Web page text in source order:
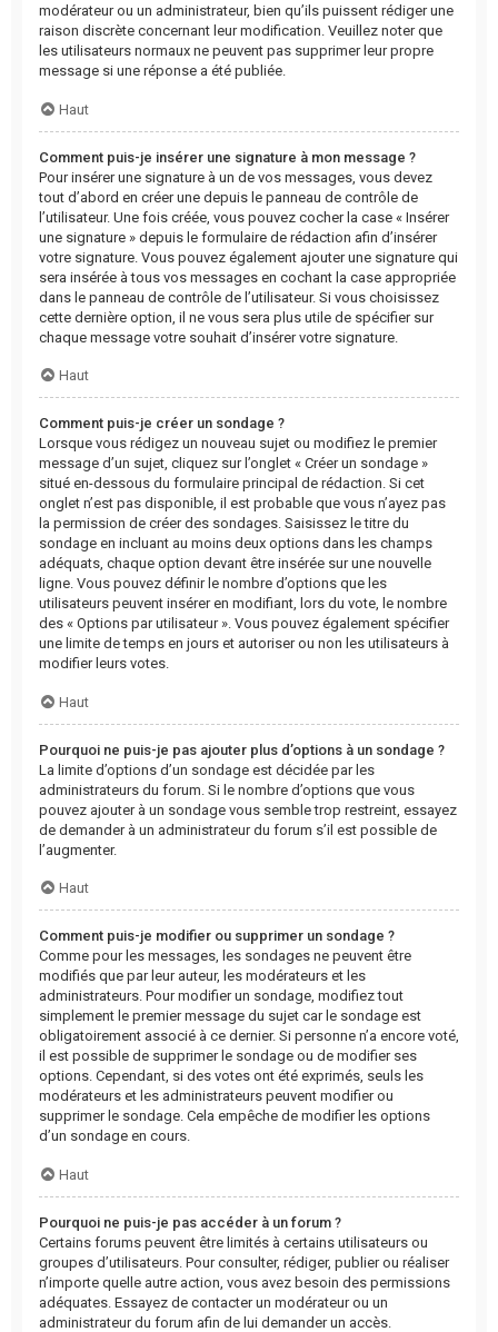
modérateur ou un administrateur, bien qu’ils puissent rédiger une
raison discrète concernant leur modification. Veuillez noter que
les utilisateurs normaux ne peuvent pas supprimer leur propre
message si une réponse a été publiée.
Haut
Comment puis-je insérer une signature à mon message ?
Pour insérer une signature à un de vos messages, vous devez
tout d’abord en créer une depuis le panneau de contrôle de
l’utilisateur. Une fois créée, vous pouvez cocher la case « Insérer
une signature » depuis le formulaire de rédaction afin d’insérer
votre signature. Vous pouvez également ajouter une signature qui
sera insérée à tous vos messages en cochant la case appropriée
dans le panneau de contrôle de l’utilisateur. Si vous choisissez
cette dernière option, il ne vous sera plus utile de spécifier sur
chaque message votre souhait d’insérer votre signature.
Haut
Comment puis-je créer un sondage ?
Lorsque vous rédigez un nouveau sujet ou modifiez le premier
message d’un sujet, cliquez sur l’onglet « Créer un sondage »
situé en-dessous du formulaire principal de rédaction. Si cet
onglet n’est pas disponible, il est probable que vous n’ayez pas
la permission de créer des sondages. Saisissez le titre du
sondage en incluant au moins deux options dans les champs
adéquats, chaque option devant être insérée sur une nouvelle
ligne. Vous pouvez définir le nombre d’options que les
utilisateurs peuvent insérer en modifiant, lors du vote, le nombre
des « Options par utilisateur ». Vous pouvez également spécifier
une limite de temps en jours et autoriser ou non les utilisateurs à
modifier leurs votes.
Haut
Pourquoi ne puis-je pas ajouter plus d’options à un sondage ?
La limite d’options d’un sondage est décidée par les
administrateurs du forum. Si le nombre d’options que vous
pouvez ajouter à un sondage vous semble trop restreint, essayez
de demander à un administrateur du forum s’il est possible de
l’augmenter.
Haut
Comment puis-je modifier ou supprimer un sondage ?
Comme pour les messages, les sondages ne peuvent être
modifiés que par leur auteur, les modérateurs et les
administrateurs. Pour modifier un sondage, modifiez tout
simplement le premier message du sujet car le sondage est
obligatoirement associé à ce dernier. Si personne n’a encore voté,
il est possible de supprimer le sondage ou de modifier ses
options. Cependant, si des votes ont été exprimés, seuls les
modérateurs et les administrateurs peuvent modifier ou
supprimer le sondage. Cela empêche de modifier les options
d’un sondage en cours.
Haut
Pourquoi ne puis-je pas accéder à un forum ?
Certains forums peuvent être limités à certains utilisateurs ou
groupes d’utilisateurs. Pour consulter, rédiger, publier ou réaliser
n’importe quelle autre action, vous avez besoin des permissions
adéquates. Essayez de contacter un modérateur ou un
administrateur du forum afin de lui demander un accès.